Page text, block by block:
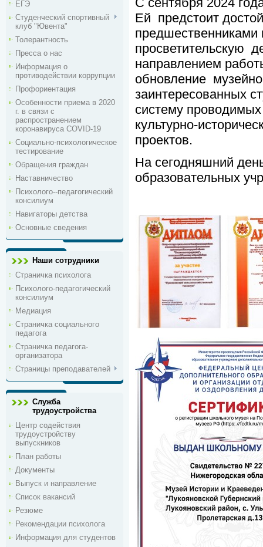
ЕГЭ
Студенческий спортивный
клуб "Ювента"
Толерантность
Пресса о нас
Информация о
противодействии коррупции
Профориентация
Особенности приема в 2020
г. в связи с
распространением
коронавируса COVID-19
Социально-психологическое
тестирование
Обращения граждан
Наставничество
Психолого--педагогический
консилиум
Навигаторы детства
Основные сведения
Наши сотрудники
Страничка психолога
Психолого-педагогический
консилиум
Медиация
Страничка социального
педагога
Страничка педагога-
организатора
Страницы преподавателей
Служба
трудоустройства
Центр содействия
трудоустройству
выпускников
План работы
Документы
Выпуск и направление
Список вакансий
Резюме
Рекомендации психолога
Информация для студентов
Ей предстоит
предшественниками
просветительскую
направлением
обновление
заинтересованных
систему
культурно-
проектов.
На сегодняшний
образовательных